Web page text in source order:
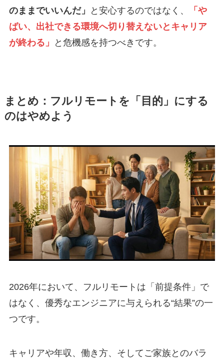
のままでいいんだ」
と安心するのではなく、
「や
ばい、出社できる環境へ切り替えないとキャリア
が終わる」
と危機感を持つべきです。
まとめ：フルリモートを「目的」にする
のはやめよう
2026年において、フルリモートは「前提条件」で
はなく、優秀なエンジニアに与えられる“結果”の一
つです。
キャリアや年収、働き方、そしてご家族とのバラ